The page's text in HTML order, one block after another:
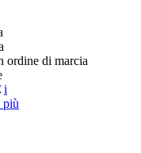
ordine di marcia
i
più